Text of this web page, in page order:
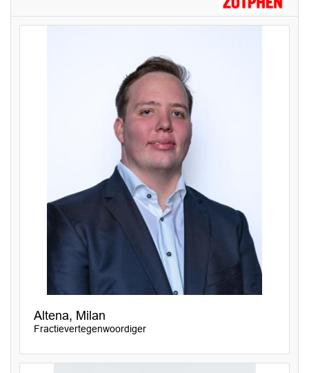
Altena, Milan
Fractievertegenwoordiger